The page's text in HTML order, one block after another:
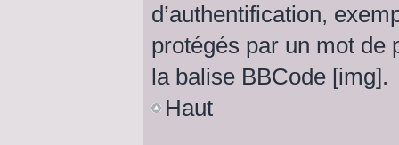
d’authentification,
protégés par un mot de
la balise BBCode [img].
Haut